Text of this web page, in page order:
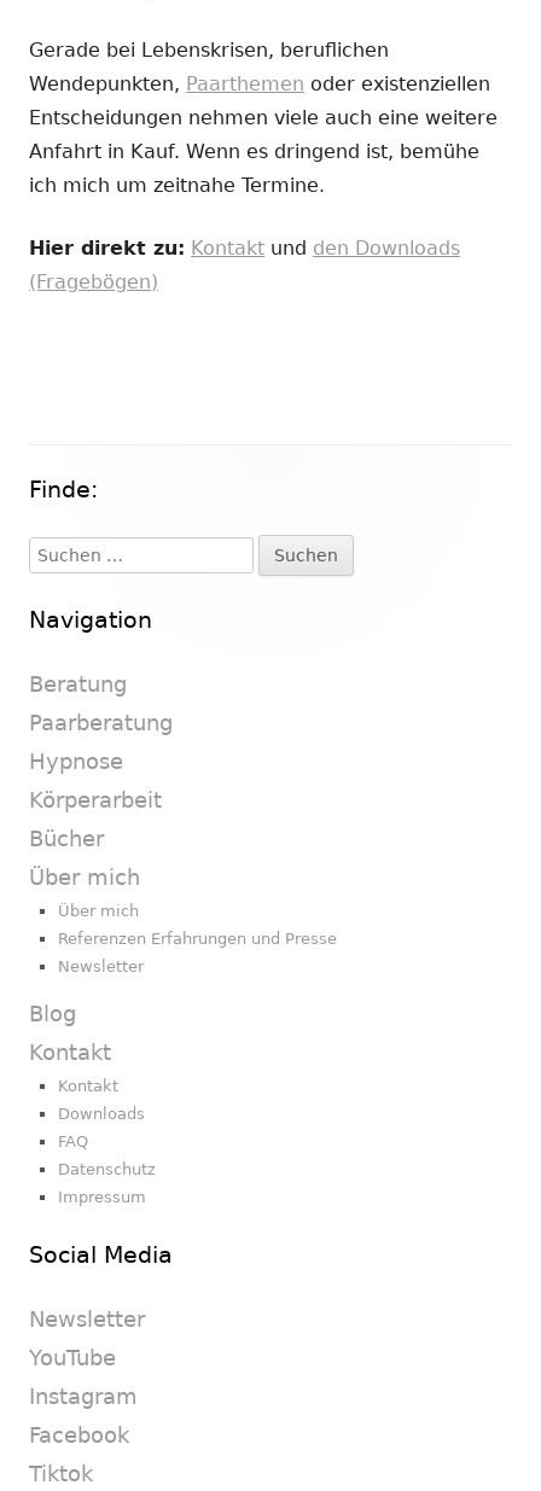
Gerade bei Lebenskrisen, beruflichen
Wendepunkten, Paarthemen oder existenziellen
Entscheidungen nehmen viele auch eine weitere
Anfahrt in Kauf. Wenn es dringend ist, bemühe
ich mich um zeitnahe Termine.
Hier direkt zu: Kontakt und den Downloads
(Fragebögen)
Haupt-
Seitenleiste
Finde:
Suchen
nach:
Navigation
Beratung
Paarberatung
Hypnose
Körperarbeit
Bücher
Über mich
Über mich
Referenzen Erfahrungen und Presse
Newsletter
Blog
Kontakt
Kontakt
Downloads
FAQ
Datenschutz
Impressum
Social Media
Newsletter
YouTube
Instagram
Facebook
Tiktok